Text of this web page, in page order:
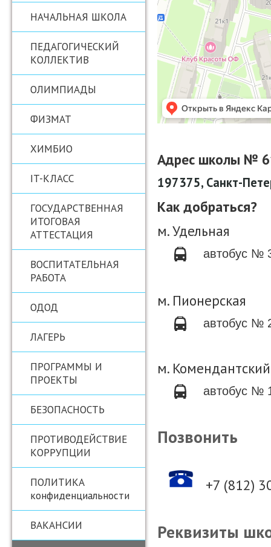
НАЧАЛЬНАЯ ШКОЛА
ПЕДАГОГИЧЕСКИЙ
КОЛЛЕКТИВ
ОЛИМПИАДЫ
ФИЗМАТ
ХИМБИО
IT-КЛАСС
ГОСУДАРСТВЕННАЯ
ИТОГОВАЯ
АТТЕСТАЦИЯ
ВОСПИТАТЕЛЬНАЯ
РАБОТА
ОДОД
ЛАГЕРЬ
ПРОГРАММЫ И
ПРОЕКТЫ
БЕЗОПАСНОСТЬ
ПРОТИВОДЕЙСТВИЕ
КОРРУПЦИИ
ПОЛИТИКА
конфиденциальности
ВАКАНСИИ
Адрес школы №
197375, Санкт-
Как добраться?
м. Удельная
автобус
м. Пионерская
автобус
м.
автобус №
Позвонить
+7 (812)
Реквизиты